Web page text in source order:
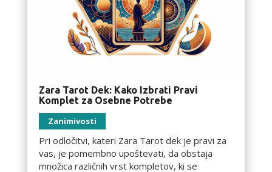
Zara Tarot Dek: Kako Izbrati Pravi
Komplet za Osebne Potrebe
Zanimivosti
Pri odločitvi, kateri Zara Tarot dek je pravi za
vas, je pomembno upoštevati, da obstaja
množica različnih vrst kompletov, ki se